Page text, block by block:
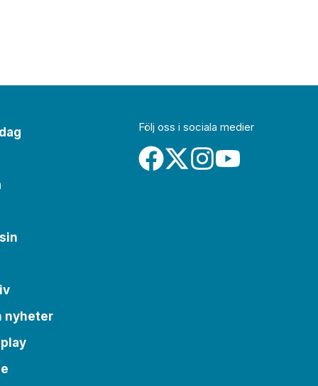
nyheter
Följ oss i sociala medier